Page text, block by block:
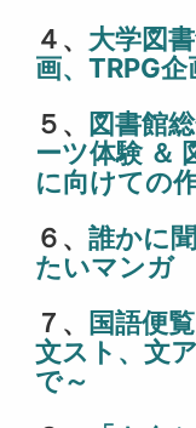
４、 大学図
画、TRPG
５、
図書館
ーツ体験 ＆
に向けての
６、誰かに
たいマンガ
７、
国語便
文スト、文
で～